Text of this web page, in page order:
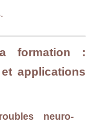
formation :
applications
neuro-